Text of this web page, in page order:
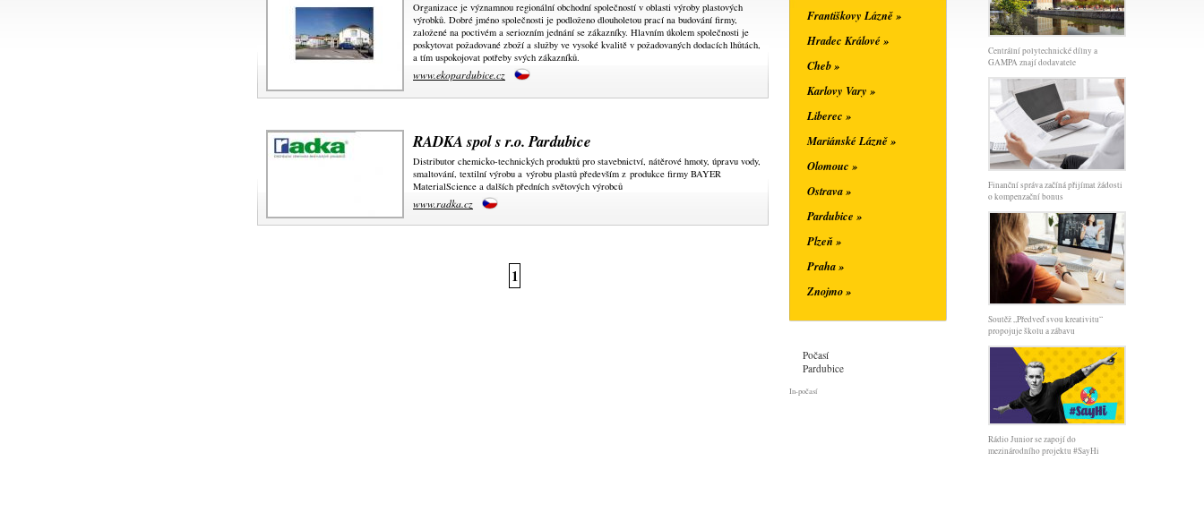
Organizace je významnou regionální obchodní společností v oblasti výroby plastových
výrobků. Dobré jméno společnosti je podloženo dlouholetou prací na budování firmy,
založené na poctivém a seriozním jednání se zákazníky. Hlavním úkolem společnosti je
poskytovat požadované zboží a služby ve vysoké kvalitě v požadovaných dodacích lhůtách,
a tím uspokojovat potřeby svých zákazníků.
www.ekopardubice.cz
RADKA spol s r.o. Pardubice
Distributor chemicko-technických produktů pro stavebnictví, nátěrové hmoty, úpravu vody,
smaltování, textilní výrobu a výrobu plastů především z produkce firmy BAYER
MaterialScience a dalších předních světových výrobců
www.radka.cz
1
Centrální polytechnické dílny a
GAMPA znají dodavatele
Finanční správa začíná přijímat žádosti
o kompenzační bonus
Soutěž „Předveď svou kreativitu“
propojuje školu a zábavu
Rádio Junior se zapojí do
mezinárodního projektu #SayHi
Františkovy Lázně »
Hradec Králové »
Cheb »
Karlovy Vary »
Liberec »
Mariánské Lázně »
Olomouc »
Ostrava »
Pardubice »
Plzeň »
Praha »
Znojmo »
Počasí
Pardubice
In-počasí